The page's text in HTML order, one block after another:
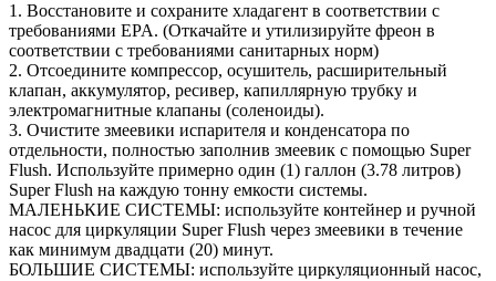
1. Восстановите и сохраните хладагент в соответствии с
требованиями EPA. (Откачайте и утилизируйте фреон в
соответствии с требованиями санитарных норм)
2. Отсоедините компрессор, осушитель, расширительный
клапан, аккумулятор, ресивер, капиллярную трубку и
электромагнитные клапаны (соленоиды).
3. Очистите змеевики испарителя и конденсатора по
отдельности, полностью заполнив змеевик с помощью Super
Flush. Используйте примерно один (1) галлон (3.78 литров)
Super Flush на каждую тонну емкости системы.
МАЛЕНЬКИЕ СИСТЕМЫ: используйте контейнер и ручной
насос для циркуляции Super Flush через змеевики в течение
как минимум двадцати (20) минут.
БОЛЬШИЕ СИСТЕМЫ: используйте циркуляционный насос,